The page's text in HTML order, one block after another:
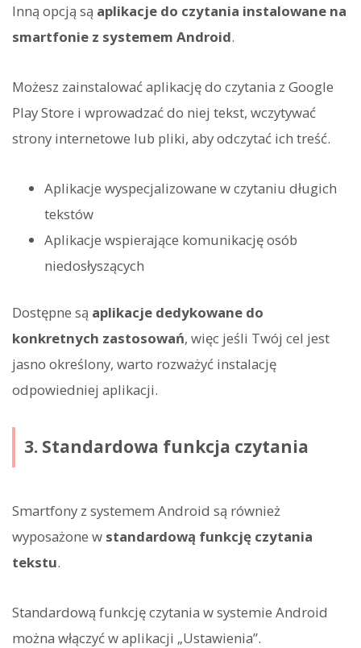
Inną opcją są aplikacje do czytania instalowane na
smartfonie z systemem Android.
Możesz zainstalować aplikację do czytania z Google
Play Store i wprowadzać do niej tekst, wczytywać
strony internetowe lub pliki, aby odczytać ich treść.
Aplikacje wyspecjalizowane w czytaniu długich
tekstów
Aplikacje wspierające komunikację osób
niedosłyszących
Dostępne są aplikacje dedykowane do
konkretnych zastosowań, więc jeśli Twój cel jest
jasno określony, warto rozważyć instalację
odpowiedniej aplikacji.
3. Standardowa funkcja czytania
Smartfony z systemem Android są również
wyposażone w standardową funkcję czytania
tekstu.
Standardową funkcję czytania w systemie Android
można włączyć w aplikacji „Ustawienia”.